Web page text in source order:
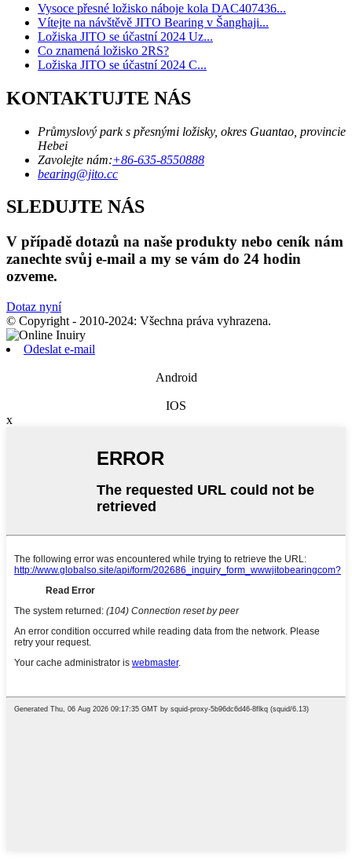
Vysoce přesné ložisko náboje kola DAC407436...
Vítejte na návštěvě JITO Bearing v Šanghaji...
Ložiska JITO se účastní 2024 Uz...
Co znamená ložisko 2RS?
Ložiska JITO se účastní 2024 C...
KONTAKTUJTE NÁS
Průmyslový park s přesnými ložisky, okres Guantao, provincie
Hebei
Zavolejte nám:+86-635-8550888
bearing@jito.cc
SLEDUJTE NÁS
V případě dotazů na naše produkty nebo ceník nám
zanechte svůj e-mail a my se vám do 24 hodin
ozveme.
Dotaz nyní
© Copyright - 2010-2024: Všechna práva vyhrazena.
Odeslat e-mail
Android
IOS
x